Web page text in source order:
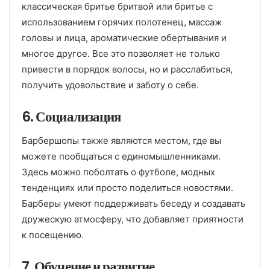
классическая бритье бритвой или бритье с
использованием горячих полотенец, массаж
головы и лица, ароматические обертывания и
многое другое. Все это позволяет не только
привести в порядок волосы, но и расслабиться,
получить удовольствие и заботу о себе.
6. Социализация
Барбершопы также являются местом, где вы
можете пообщаться с единомышленниками.
Здесь можно поболтать о футболе, модных
тенденциях или просто поделиться новостями.
Барберы умеют поддерживать беседу и создавать
дружескую атмосферу, что добавляет приятности
к посещению.